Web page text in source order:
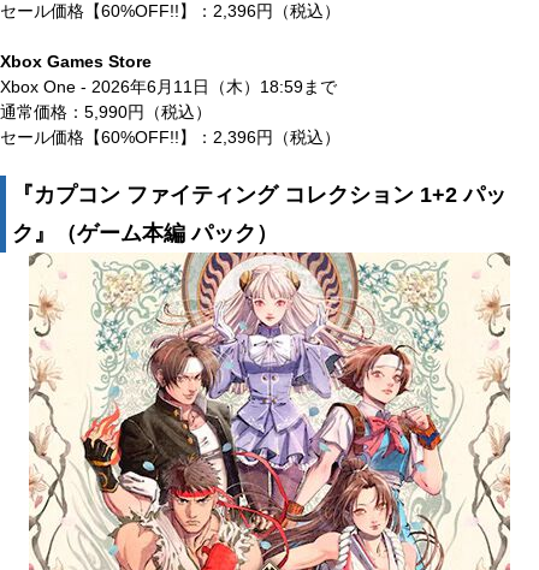
セール価格【60%OFF!!】：2,396円（税込）
Xbox Games Store
Xbox One - 2026年6月11日（木）18:59まで
通常価格：5,990円（税込）
セール価格【60%OFF!!】：2,396円（税込）
『カプコン ファイティング コレクション 1+2 パッ
ク』（ゲーム本編 パック）